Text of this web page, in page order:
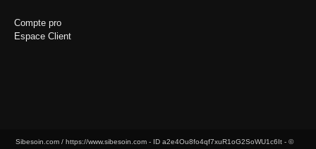
Compte pro
Espace Client
Sibesoin.com / https://www.sibesoin.com - IDa2e4Ou8fo4qf7xuR1oG2SoWU1c6It - ©